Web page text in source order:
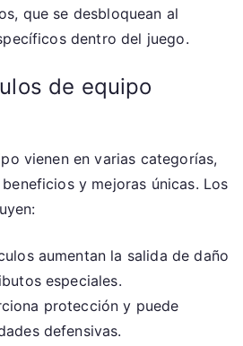
que se desbloquean al
dentro del juego.
de equipo
vienen en varias categorías,
y mejoras únicas. Los
aumentan la salida de daño
especiales.
protección y puede
defensivas.